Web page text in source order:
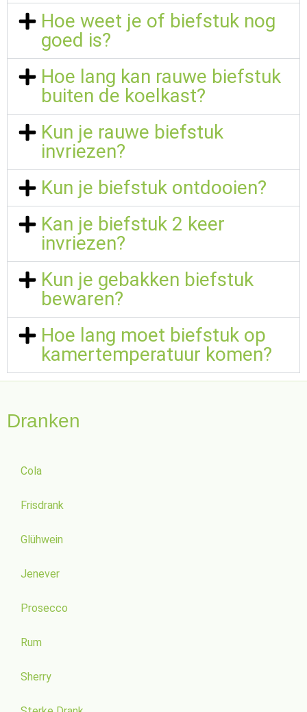
Hoe weet je of biefstuk nog
goed is?
Hoe lang kan rauwe biefstuk
buiten de koelkast?
Kun je rauwe biefstuk
invriezen?
Kun je biefstuk ontdooien?
Kan je biefstuk 2 keer
invriezen?
Kun je gebakken biefstuk
bewaren?
Hoe lang moet biefstuk op
kamertemperatuur komen?
Dranken
Cola
Frisdrank
Glühwein
Jenever
Prosecco
Rum
Sherry